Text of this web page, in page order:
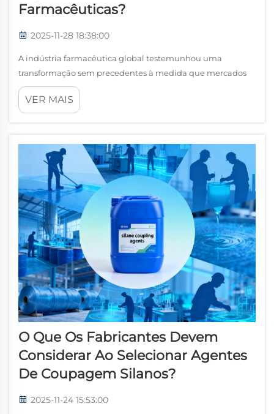
Farmacêuticas?
2025-11-28 18:38:00
A indústria farmacêutica global testemunhou uma
transformação sem precedentes à medida que mercados
emergentes redefinem o panorama da aquisição de
matérias-primas e da dinâmica das cadeias de suprimento.
VER MAIS
O Que Os Fabricantes Devem
Considerar Ao Selecionar Agentes
De Coupagem Silanos?
2025-11-24 15:53:00